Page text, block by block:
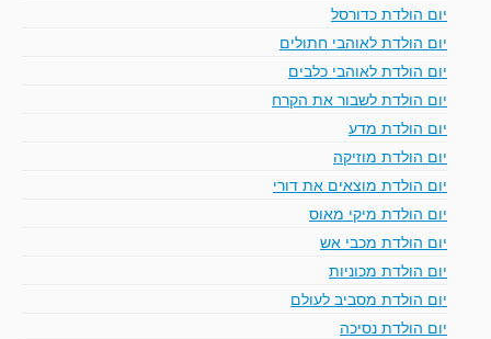
יום הולדת כדורסל
יום הולדת לאוהבי חתולים
יום הולדת לאוהבי כלבים
יום הולדת לשבור את הקרח
יום הולדת מדע
יום הולדת מוזיקה
יום הולדת מוצאים את דורי
יום הולדת מיקי מאוס
יום הולדת מכבי אש
יום הולדת מכוניות
יום הולדת מסביב לעולם
יום הולדת נסיכה